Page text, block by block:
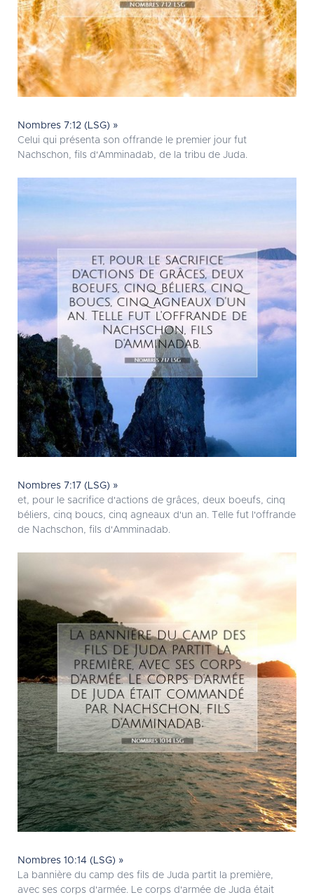
Nombres 7:12 (LSG) »
Celui qui présenta son offrande le premier jour fut
Nachschon, fils d'Amminadab, de la tribu de Juda.
Nombres 7:17 (LSG) »
et, pour le sacrifice d'actions de grâces, deux boeufs, cinq
béliers, cinq boucs, cinq agneaux d'un an. Telle fut l'offrande
de Nachschon, fils d'Amminadab.
Nombres 10:14 (LSG) »
La bannière du camp des fils de Juda partit la première,
avec ses corps d'armée. Le corps d'armée de Juda était